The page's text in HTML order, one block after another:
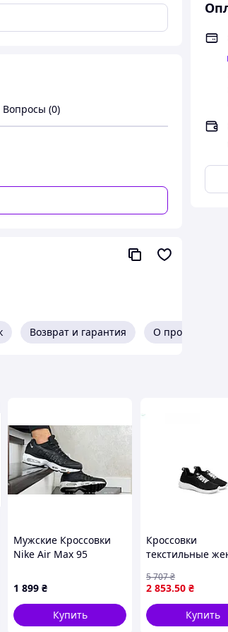
Вопросы (0)
Возврат и гарантия О продавце
Мужские Кроссовки
Nike Air Max 95
1 899 ₴
Купить
Кроссовки
текстильные
носки черные арт
5051 ТМ
2 853.50 ₴
5 707₴
Купить